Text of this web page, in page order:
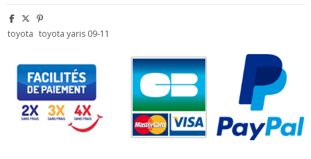
toyota toyota yaris 09-11